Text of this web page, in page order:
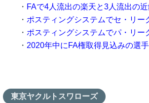
・ FAで4人流出の楽天と3人流出の
・ ポスティングシステムでセ・リー
・ ポスティングシステムでパ・リー
・ 2020年中にFA権取得見込みの選
東京ヤクルトスワローズ